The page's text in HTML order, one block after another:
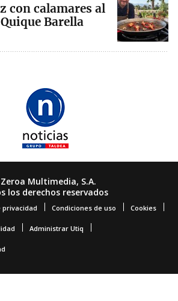
con calamares al
Barella
Multimedia, S.A.
los derechos reservados
privacidad Condiciones de uso Cookies
Administrar Utiq